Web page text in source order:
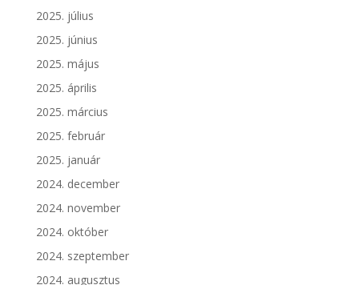
2025. július
2025. június
2025. május
2025. április
2025. március
2025. február
2025. január
2024. december
2024. november
2024. október
2024. szeptember
2024. augusztus